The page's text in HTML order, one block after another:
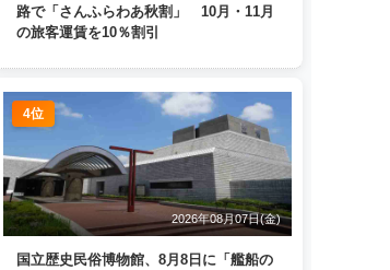
路で「さんふらわあ秋割」 10月・11月
の旅客運賃を10％割引
4位
2026年08月07日(金)
国立歴史民俗博物館、8月8日に「艦船の